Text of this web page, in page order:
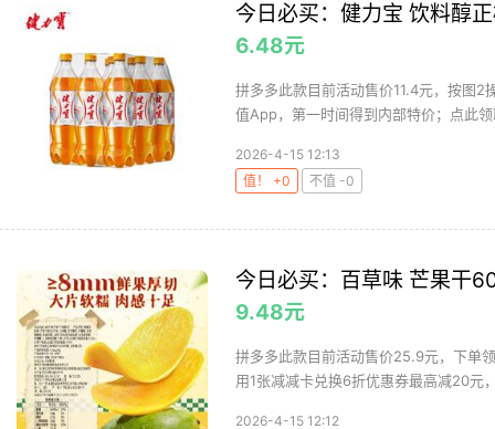
今日必买：健力宝 饮料醇
6.48元
拼多多此款目前活动售价11.4元，按图
值App，第一时间得到内部特价；点此
2026-4-15 12:13
值！ +0
不值 -0
今日必买：百草味 芒果干
9.48元
拼多多此款目前活动售价25.9元，下单
用1张减减卡兑换6折优惠券最高减20元
2026-4-15 12:12